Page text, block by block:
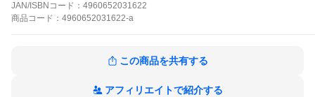
JAN/ISBNコード： 4960652031622
商品 コード： 4960652031622-a
この商品を共有する
アフィリエイトで紹介する